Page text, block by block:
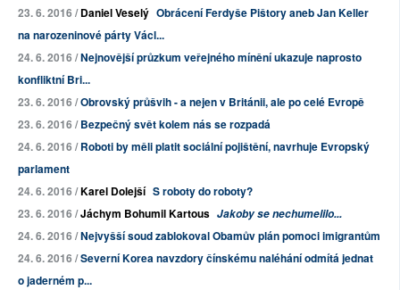
23. 6. 2016 /Daniel Veselý Obrácení Ferdyše Pištory aneb Jan Keller
na narozeninové párty Václ...
24. 6. 2016 /Nejnovější průzkum veřejného mínění ukazuje naprosto
konfliktní Bri...
23. 6. 2016 /Obrovský průšvih - a nejen v Británii, ale po celé Evropě
23. 6. 2016 /Bezpečný svět kolem nás se rozpadá
24. 6. 2016 /Roboti by měli platit sociální pojištění, navrhuje Evropský
parlament
24. 6. 2016 /Karel Dolejší S roboty do roboty?
23. 6. 2016 /Jáchym Bohumil Kartous Jakoby se nechumelilo...
24. 6. 2016 /Nejvyšší soud zablokoval Obamův plán pomoci imigrantům
24. 6. 2016 /Severní Korea navzdory čínskému naléhání odmítá jednat
o jaderném p...